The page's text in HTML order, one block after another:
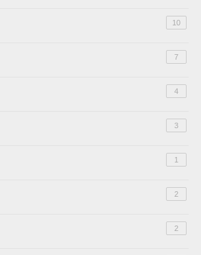
10
7
4
3
1
2
2